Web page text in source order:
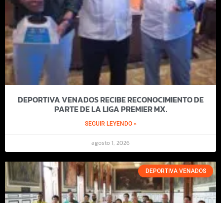
DEPORTIVA VENADOS RECIBE RECONOCIMIENTO DE
PARTE DE LA LIGA PREMIER MX.
SEGUIR LEYENDO »
agosto 1, 2026
DEPORTIVA VENADOS